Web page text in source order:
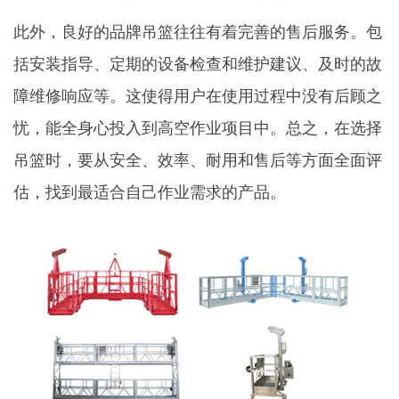
此外，良好的品牌吊篮往往有着完善的售后服务。包
括安装指导、定期的设备检查和维护建议、及时的故
障维修响应等。这使得用户在使用过程中没有后顾之
忧，能全身心投入到高空作业项目中。总之，在选择
吊篮时，要从安全、效率、耐用和售后等方面全面评
估，找到最适合自己作业需求的产品。